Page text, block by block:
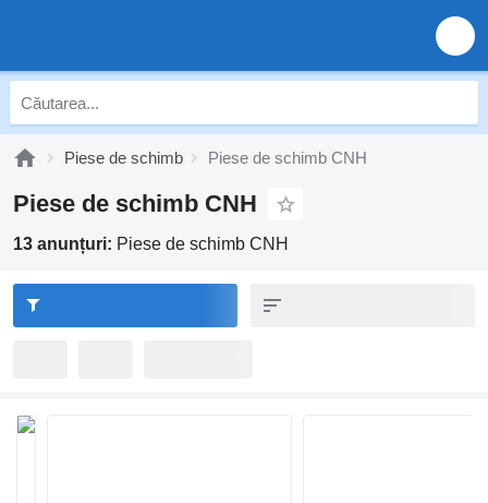
Piese de schimb Piese de schimb CNH
Piese de schimb CNH
13 anunțuri: Piese de schimb CNH